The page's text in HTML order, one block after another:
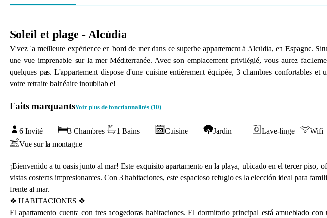
Soleil et plage - Alcúdia
Vivez la meilleure expérience en bord de mer dans ce superbe appartement à Alcúdia, en Espagne.
une vue imprenable sur la mer Méditerranée. Avec son emplacement privilégié, vous aurez
quelques pas. L'appartement dispose d'une cuisine entièrement équipée, 3 chambres confortables
votre retraite balnéaire inoubliable!
Faits marquantsVoir plus de fonctionnalités (10)
6 Invité 3 Chambres 1 Bains Cuisine Jardin Lave-linge Wifi
Vue sur la montagne
¡Bienvenido a tu oasis junto al mar! Este exquisito apartamento en la playa, ubicado en el tercer piso,
vistas costeras impresionantes. Con 3 habitaciones, este espacioso refugio es la elección ideal para
frente al mar.
❖ HABITACIONES ❖
El apartamento cuenta con tres acogedoras habitaciones. El dormitorio principal está amueblado